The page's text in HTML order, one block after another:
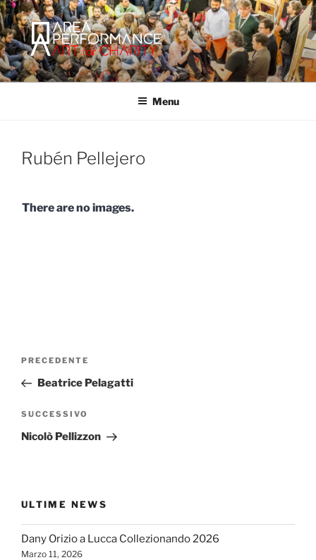
Salta
al
contenuto
AREA PERFORMANCE
Sito ufficiale della Onlus Area Performance.
Menu
Rubén Pellejero
There are no images.
Navigazione
Articolo
precedente:
PRECEDENTE
Beatrice Pelagatti
Articolo
successivo
SUCCESSIVO
Nicolò Pellizzon
ULTIME NEWS
Dany Orizio a Lucca Collezionando 2026
Marzo 11, 2026